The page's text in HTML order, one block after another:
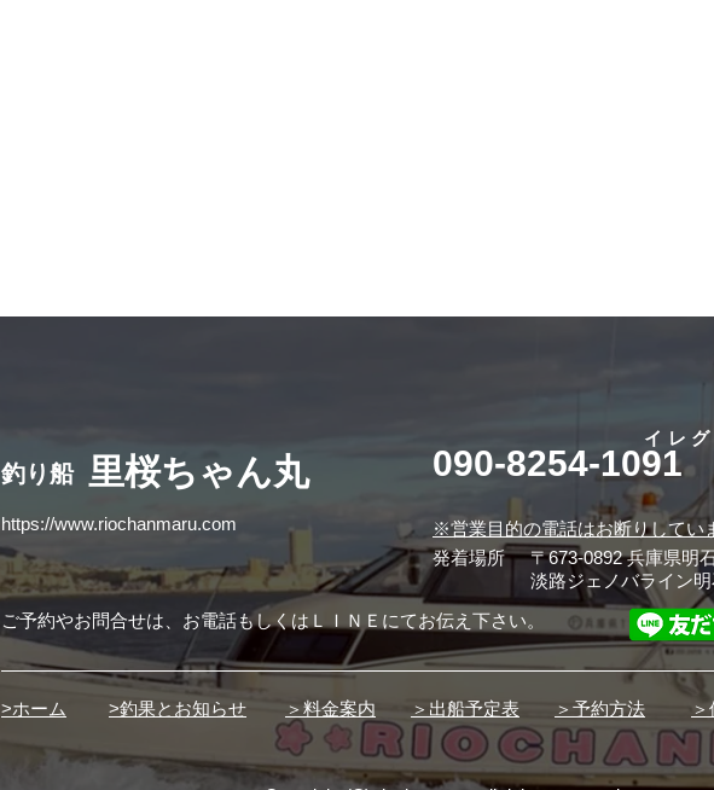
釣り船 ​里桜ちゃん丸
https://www.riochanmaru.com
090-8254-1091
イレ
※営業目的の電話はお断りしてい
発着場所
〒673-0892 兵庫県明
淡路ジェノバライン
ご予約やお問合せは、お電話もしくはＬＩＮＥにてお伝え下さい。
>ホーム >釣果とお知らせ ＞料金案内 ＞出船予定表 ＞予約方法